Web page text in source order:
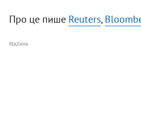
Про це пише Reuters,
РЕКЛАМА